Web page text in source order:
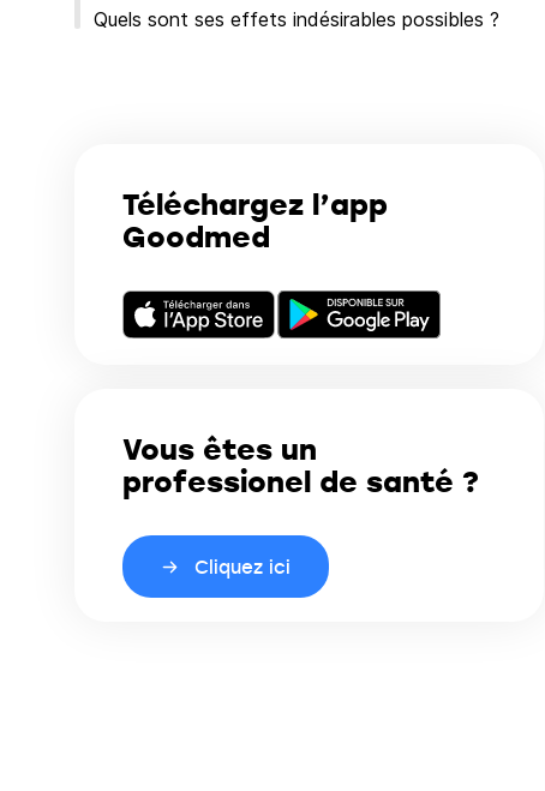
Quels sont ses effets indésirables possibles ?
Téléchargez l’app
Goodmed
Vous êtes un
professionel de santé ?
Cliquez ici